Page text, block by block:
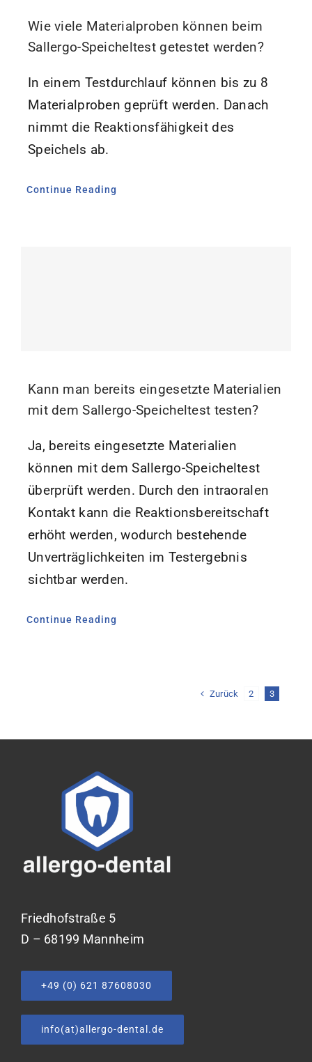
Wie viele Materialproben können beim
Sallergo-Speicheltest getestet werden?
In einem Testdurchlauf können bis zu 8
Materialproben geprüft werden. Danach
nimmt die Reaktionsfähigkeit des
Speichels ab.
Continue Reading
Kann man bereits eingesetzte Materialien
mit dem Sallergo-Speicheltest testen?
Ja, bereits eingesetzte Materialien
können mit dem Sallergo-Speicheltest
überprüft werden. Durch den intraoralen
Kontakt kann die Reaktionsbereitschaft
erhöht werden, wodurch bestehende
Unverträglichkeiten im Testergebnis
sichtbar werden.
Continue Reading
Zurück 2 3
Friedhofstraße 5
D – 68199 Mannheim
+49 (0) 621 87608030
info(at)allergo-dental.de